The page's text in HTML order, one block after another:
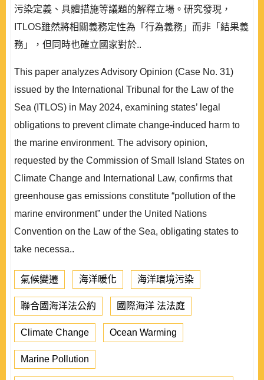
污染定義、具體措施等議題的解釋立場。研究發現，
ITLOS雖然將相關義務定性為「行為義務」而非「結果義
務」，但同時也確立國家對於..
This paper analyzes Advisory Opinion (Case No. 31)
issued by the International Tribunal for the Law of the
Sea (ITLOS) in May 2024, examining states’ legal
obligations to prevent climate change-induced harm to
the marine environment. The advisory opinion,
requested by the Commission of Small Island States on
Climate Change and International Law, confirms that
greenhouse gas emissions constitute “pollution of the
marine environment” under the United Nations
Convention on the Law of the Sea, obligating states to
take necessa..
氣候變遷 海洋暖化 海洋環境污染
聯合國海洋法公約 國際海洋 法法庭
Climate Change Ocean Warming
Marine Pollution